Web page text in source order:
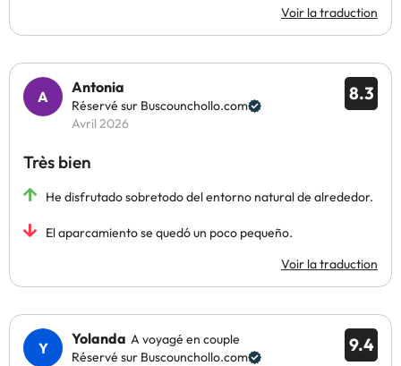
Voir la traduction
8.3
Antonia
Réservé sur Buscounchollo.com
Avril 2026
Très bien
He disfrutado sobretodo del entorno natural de alrededor.
El aparcamiento se quedó un poco pequeño.
Voir la traduction
9.4
Yolanda A voyagé en couple
Réservé sur Buscounchollo.com